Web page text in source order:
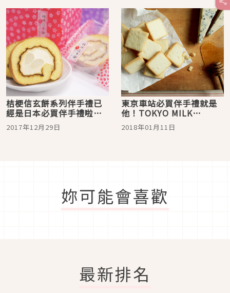
桔梗信玄餅系列伴手禮已
經是日本必買伴手禮啦！
系列商品一次告訴你！
2017年12月29日
東京車站必買伴手禮就是
他！TOKYO MILK
CHEESE FACTORY。結合
香濃牛奶與法國起司的好
2018年01月11日
妳可能會喜歡
最新排名